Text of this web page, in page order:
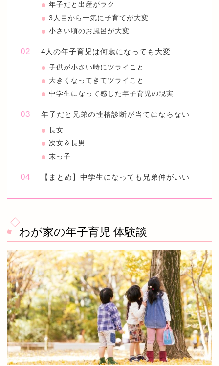
年子だと出産がラク
3人目から一気に子育てが大変
小さい頃のお風呂が大変
4人の年子育児は何歳になっても大変
子供が小さい時にツライこと
大きくなってきてツライこと
中学生になって感じた年子育児の現実
年子だと兄弟の性格診断が当てにならない
長女
次女＆長男
末っ子
【まとめ】中学生になっても兄弟仲がいい
わが家の年子育児 体験談